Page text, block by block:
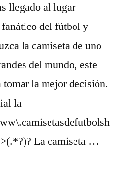
llegado al lugar
del fútbol y
la camiseta de uno
del mundo, este
tomar la mejor decisión.
la
La camiseta …